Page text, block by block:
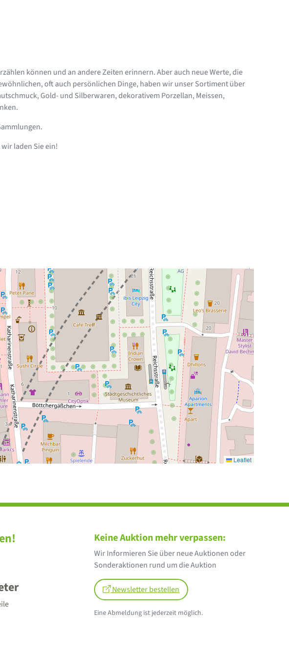
können und an andere Zeiten erinnern. Aber auch neue Werte, die
oft auch persönlichen Dinge, haben wir unser Sortiment über
Gold- und Silberwaren, dekorativem Porzellan, Meissen,
laden Sie ein!
Leaflet
Keine Auktion mehr verpassen:
Wir Informieren Sie über neue Auktionen oder
Sonderaktionen rund um die Auktion
Newsletter bestellen
Eine Abmeldung ist jederzeit möglich.